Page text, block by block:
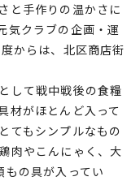
と手作りの温かさに
気クラブの企画・運
からは、北区商店街
して戦中戦後の食糧
材がほとんど入って
てもシンプルなもの
肉やこんにゃく、大
の具が入ってい